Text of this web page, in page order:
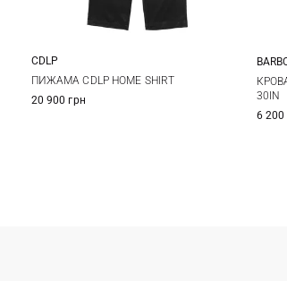
M L XL
CDLP
ПИЖАМА CDLP HOME SHIRT
20 900 грн
30IN
6 200